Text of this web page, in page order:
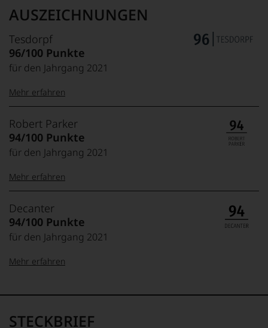
AUSZEICHNUNGEN
Tesdorpf
96/100 Punkte
für den Jahrgang 2021
99–100 Punkte:
95–98 Punkte:
85–89 Punkte:
Tesdorpf
Der
Name
Tesdorpf
für
»Fine
Wine«,
für
die
edlen
der
Welt,
kaum
anderer.
Mehr erfahren
Robert Parker
94/100 Punkte
für den Jahrgang 2021
100-96 Punkte:
Robert
Parker
Ganz
ohne
war
einer
einflussreichsten
Mehr erfahren
Decanter
94/100 Punkte
für den Jahrgang 2021
»Decanter«
ist
Mehr erfahren
STECKBRIEF